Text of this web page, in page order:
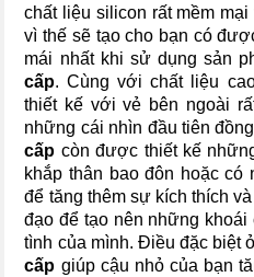
chất liệu silicon rất mềm
vì thế sẽ tạo cho bạn có
mái nhất khi sử dụng sản
cấp. Cùng với chất liệu
thiết kế với vẻ bên ngoài
những cái nhìn đầu tiên
cấp còn được thiết kế
khắp thân bao đôn hoặc có
để tăng thêm sự kích thích
đạo để tạo nên những
tình của mình. Điều đặc biệt
cấp giúp cậu nhỏ của bạn